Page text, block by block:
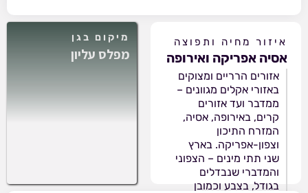
איזור מחיה ותפוצה
אסיה אפריקה ואירופה
אזורים הרריים ומצוקים
באזורי אקלים מגוונים –
ממדבר ועד אזורים
קרים, באירופה, אסיה,
המזרח התיכון
וצפון-אפריקה. בארץ
שני תתי מינים – הצפוני
והמדברי שנבדלים
בגודל, בצבע וכמובן
מיקום בגן
מפלס עליון